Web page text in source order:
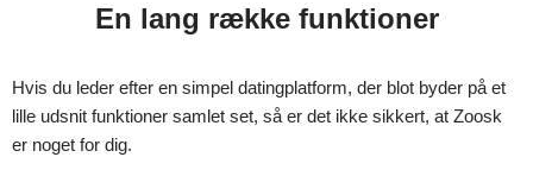
En lang række funktioner
Hvis du leder efter en simpel datingplatform, der blot byder på et
lille udsnit funktioner samlet set, så er det ikke sikkert, at Zoosk
er noget for dig.